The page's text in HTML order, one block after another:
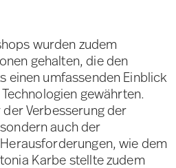
wurden zudem
gehalten, die den
einen umfassenden Einblick
gewährten.
Verbesserung der
auch der
wie dem
Karbe stellte zudem